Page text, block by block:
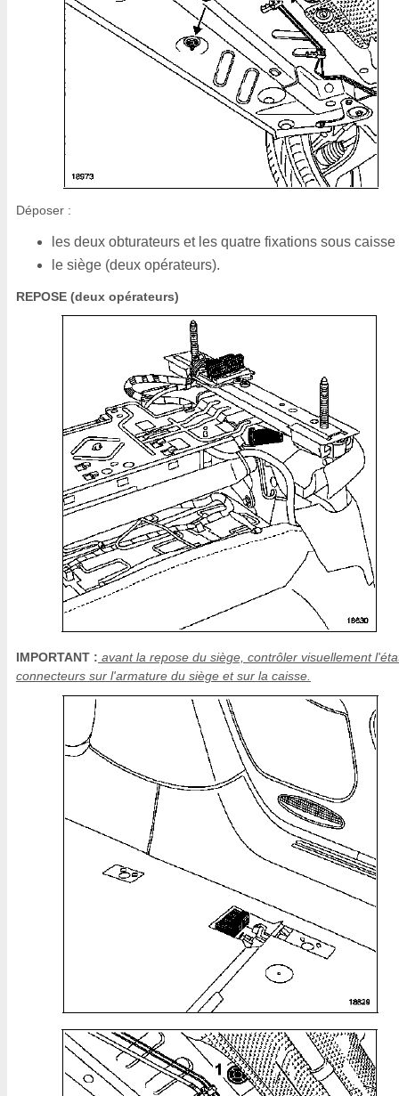
Déposer :
les deux obturateurs et les quatre fixations sous caisse
le siège (deux opérateurs).
REPOSE (deux opérateurs)
IMPORTANT : avant la repose du siège, contrôler visuellement
connecteurs sur l'armature du siège et sur la caisse.